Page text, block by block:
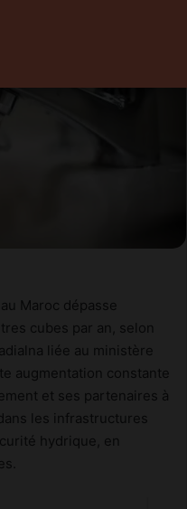
Maroc dépasse
cubes par an, selon
liée au ministère
augmentation constante
et ses partenaires à
les infrastructures
hydrique, en